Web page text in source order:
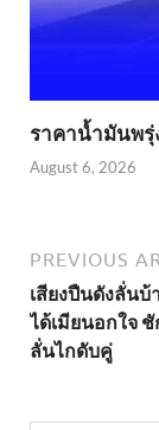
ราคาน้ำมันพรุ่
August 6, 2026
PREVIOUS
เสียงปืนดังลั่นบ้
ได้เมียนอกใจ
ลั่นไกดับคู่